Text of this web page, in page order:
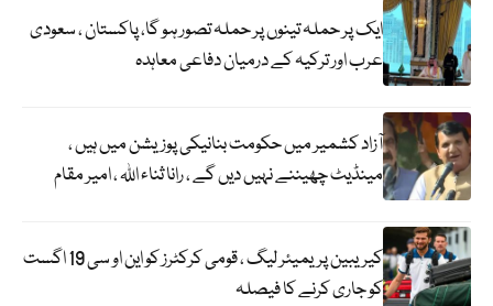
ایک پر حملہ تینوں پر حملہ تصور ہو گا، پاکستان ، سعودی
عرب اور ترکیہ کے درمیان دفاعی معاہدہ
آزاد کشمیر میں حکومت بنانیکی پوزیشن میں ہیں ،
مینڈیٹ چھیننے نہیں دیں گے ، رانا ثناء اللہ ، امیر مقام
کیریبین پریمیئر لیگ ، قومی کرکٹرز کو این او سی 19 اگست
کو جاری کرنے کا فیصلہ